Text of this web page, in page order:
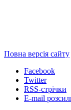
Повна версія сайту
Facebook
Twitter
RSS-стрічки
E-mail